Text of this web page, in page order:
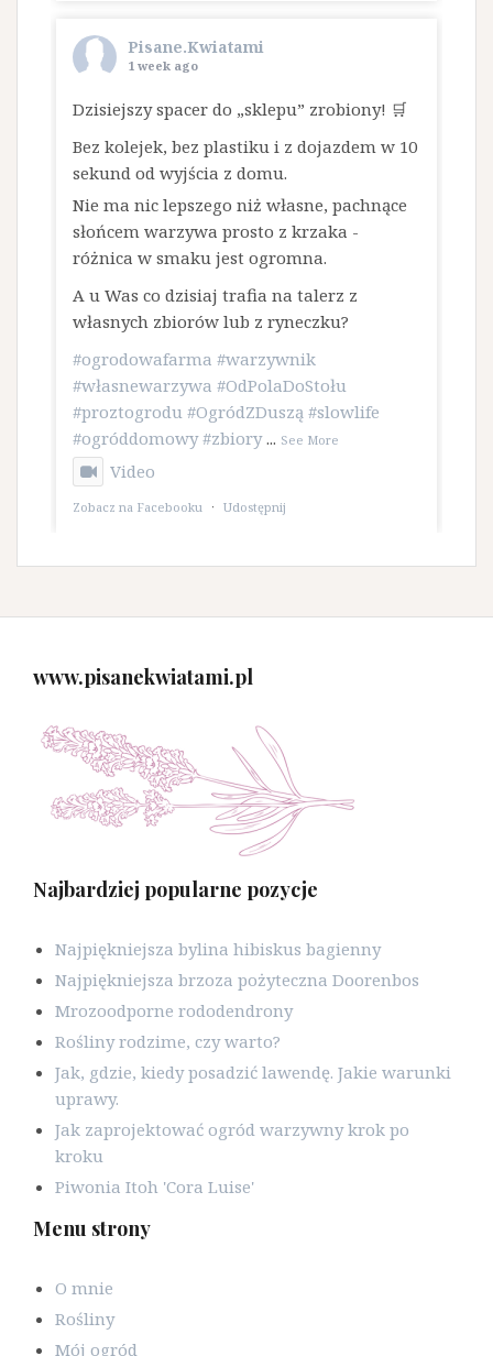
Pisane.Kwiatami
1 week ago
Dzisiejszy spacer do „sklepu” zrobiony! 🛒
Bez kolejek, bez plastiku i z dojazdem w 10
sekund od wyjścia z domu.
​Nie ma nic lepszego niż własne, pachnące
słońcem warzywa prosto z krzaka -
różnica w smaku jest ogromna.
A u Was co dzisiaj trafia na talerz z
własnych zbiorów lub z ryneczku?
#ogrodowafarma #warzywnik
#własnewarzywa #OdPolaDoStołu
#proztogrodu #OgródZDuszą #slowlife
#ogróddomowy #zbiory ... See More
Video
Zobacz na Facebooku · Udostępnij
www.pisanekwiatami.pl
Najbardziej popularne pozycje
Najpiękniejsza bylina hibiskus bagienny
Najpiękniejsza brzoza pożyteczna Doorenbos
Mrozoodporne rododendrony
Rośliny rodzime, czy warto?
Jak, gdzie, kiedy posadzić lawendę. Jakie warunki
uprawy.
Jak zaprojektować ogród warzywny krok po
kroku
Piwonia Itoh 'Cora Luise'
Menu strony
O mnie
Rośliny
Mój ogród